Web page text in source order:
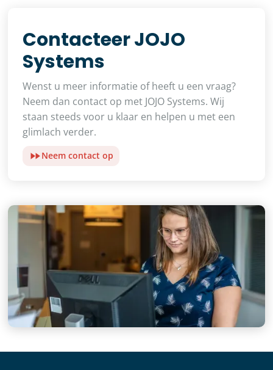
Contacteer JOJO
Systems
Wenst u meer informatie of heeft u een vraag?
Neem dan contact op met JOJO Systems. Wij
staan steeds voor u klaar en helpen u met een
glimlach verder.
Neem contact op